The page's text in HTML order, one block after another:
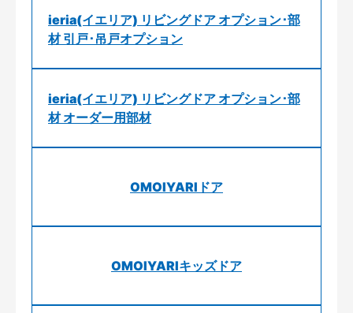
ieria(イエリア) リビングドア オプション･部
材 引戸･吊戸オプション
ieria(イエリア) リビングドア オプション･部
材 オーダー用部材
OMOIYARIドア
OMOIYARIキッズドア